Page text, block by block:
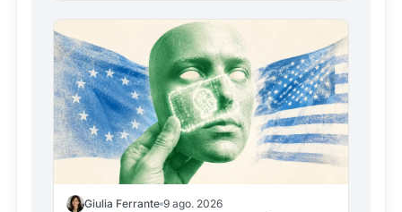
Giulia Ferrante 9 ago. 2026